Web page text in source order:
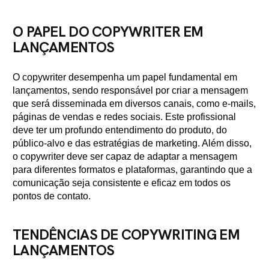
O PAPEL DO COPYWRITER EM
LANÇAMENTOS
O copywriter desempenha um papel fundamental em
lançamentos, sendo responsável por criar a mensagem
que será disseminada em diversos canais, como e-mails,
páginas de vendas e redes sociais. Este profissional
deve ter um profundo entendimento do produto, do
público-alvo e das estratégias de marketing. Além disso,
o copywriter deve ser capaz de adaptar a mensagem
para diferentes formatos e plataformas, garantindo que a
comunicação seja consistente e eficaz em todos os
pontos de contato.
TENDÊNCIAS DE COPYWRITING EM
LANÇAMENTOS